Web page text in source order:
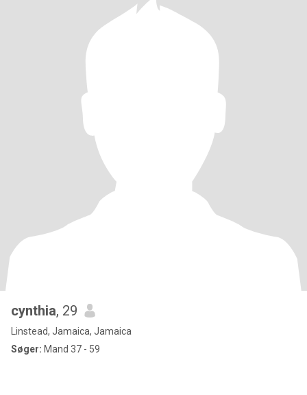
cynthia, 29
Linstead, Jamaica, Jamaica
Søger: Mand 37 - 59